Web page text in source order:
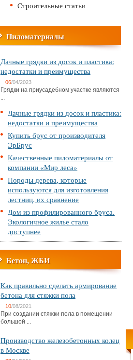
Строительные статьи
Пиломатериалы
Дачные грядки из досок и пластика:
недостатки и преимущества
06/04/2023
Грядки на приусадебном участке являются
...
Дачные грядки из досок и пластика:
недостатки и преимущества
Купить брус от производителя
ЭрБрус
Качественные пиломатериалы от
компании «Мир леса»
Породы дерева, которые
используются для изготовления
лестниц, их сравнение
Дом из профилированного бруса.
Экологичное жилье стало
доступнее
Бетон, ЖБИ
Как правильно сделать армирование
бетона для стяжки пола
10/08/2021
При создании стяжки пола в помещении
большой ...
Производство железобетонных колец
в Москве